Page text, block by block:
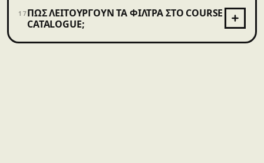
17ΠΏΣ ΛΕΙΤΟΥΡΓΟΎΝ ΤΑ ΦΊΛΤΡΑ ΣΤΟ COURSE
CATALOGUE;